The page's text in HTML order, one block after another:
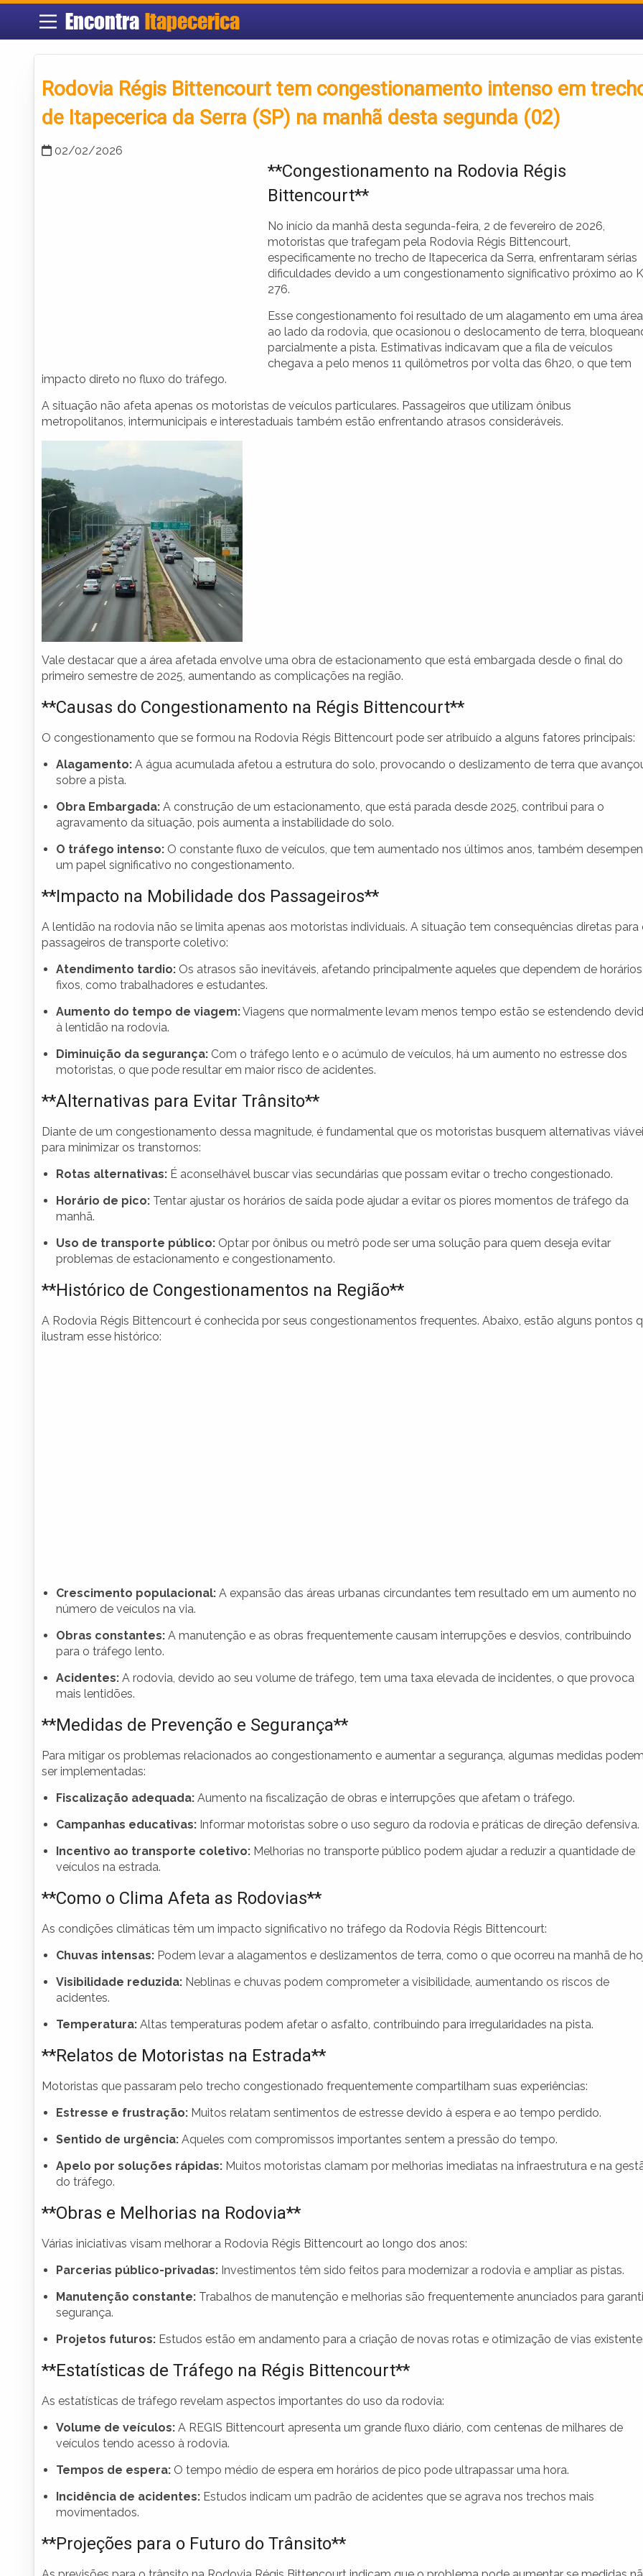
Encontra Itapecerica
Rodovia Régis Bittencourt tem congestionamento intenso em
de Itapecerica da Serra (SP) na manhã desta segunda (02)
02/02/2026
**Congestionamento na Rodovia Régis
Bittencourt**
No início da manhã desta segunda-feira, 2 de fevereiro de 2026,
motoristas que trafegam pela Rodovia Régis Bittencourt,
especificamente no trecho de Itapecerica da Serra, enfrentaram sérias
dificuldades devido a um congestionamento significativo próximo ao
276.
Esse congestionamento foi resultado de um alagamento em uma área
ao lado da rodovia, que ocasionou o deslocamento de terra,
parcialmente a pista. Estimativas indicavam que a fila de veículos
chegava a pelo menos 11 quilômetros por volta das 6h20, o que tem
impacto direto no fluxo do tráfego.
A situação não afeta apenas os motoristas de veículos particulares. Passageiros que utilizam ônibus
metropolitanos, intermunicipais e interestaduais também estão enfrentando atrasos consideráveis.
Vale destacar que a área afetada envolve uma obra de estacionamento que está embargada desde o final do
primeiro semestre de 2025, aumentando as complicações na região.
**Causas do Congestionamento na Régis Bittencourt**
O congestionamento que se formou na Rodovia Régis Bittencourt pode ser atribuído a alguns fatores principais:
Alagamento: A água acumulada afetou a estrutura do solo, provocando o deslizamento de terra que
sobre a pista.
Obra Embargada: A construção de um estacionamento, que está parada desde 2025, contribui para o
agravamento da situação, pois aumenta a instabilidade do solo.
O tráfego intenso: O constante fluxo de veículos, que tem aumentado nos últimos anos, também
um papel significativo no congestionamento.
**Impacto na Mobilidade dos Passageiros**
A lentidão na rodovia não se limita apenas aos motoristas individuais. A situação tem consequências diretas para
passageiros de transporte coletivo:
Atendimento tardio: Os atrasos são inevitáveis, afetando principalmente aqueles que dependem de horários
fixos, como trabalhadores e estudantes.
Aumento do tempo de viagem:Viagens que normalmente levam menos tempo estão se estendendo
à lentidão na rodovia.
Diminuição da segurança: Com o tráfego lento e o acúmulo de veículos, há um aumento no estresse dos
motoristas, o que pode resultar em maior risco de acidentes.
**Alternativas para Evitar Trânsito**
Diante de um congestionamento dessa magnitude, é fundamental que os motoristas busquem alternativas
para minimizar os transtornos:
Rotas alternativas: É aconselhável buscar vias secundárias que possam evitar o trecho congestionado.
Horário de pico: Tentar ajustar os horários de saída pode ajudar a evitar os piores momentos de tráfego da
manhã.
Uso de transporte público: Optar por ônibus ou metrô pode ser uma solução para quem deseja evitar
problemas de estacionamento e congestionamento.
**Histórico de Congestionamentos na Região**
A Rodovia Régis Bittencourt é conhecida por seus congestionamentos frequentes. Abaixo, estão alguns pontos
ilustram esse histórico:
Crescimento populacional: A expansão das áreas urbanas circundantes tem resultado em um aumento no
número de veículos na via.
Obras constantes: A manutenção e as obras frequentemente causam interrupções e desvios, contribuindo
para o tráfego lento.
Acidentes: A rodovia, devido ao seu volume de tráfego, tem uma taxa elevada de incidentes, o que provoca
mais lentidões.
**Medidas de Prevenção e Segurança**
Para mitigar os problemas relacionados ao congestionamento e aumentar a segurança, algumas medidas
ser implementadas:
Fiscalização adequada: Aumento na fiscalização de obras e interrupções que afetam o tráfego.
Campanhas educativas: Informar motoristas sobre o uso seguro da rodovia e práticas de direção defensiva.
Incentivo ao transporte coletivo: Melhorias no transporte público podem ajudar a reduzir a quantidade de
veículos na estrada.
**Como o Clima Afeta as Rodovias**
As condições climáticas têm um impacto significativo no tráfego da Rodovia Régis Bittencourt:
Chuvas intensas: Podem levar a alagamentos e deslizamentos de terra, como o que ocorreu na manhã de
Visibilidade reduzida: Neblinas e chuvas podem comprometer a visibilidade, aumentando os riscos de
acidentes.
Temperatura: Altas temperaturas podem afetar o asfalto, contribuindo para irregularidades na pista.
**Relatos de Motoristas na Estrada**
Motoristas que passaram pelo trecho congestionado frequentemente compartilham suas experiências:
Estresse e frustração: Muitos relatam sentimentos de estresse devido à espera e ao tempo perdido.
Sentido de urgência: Aqueles com compromissos importantes sentem a pressão do tempo.
Apelo por soluções rápidas: Muitos motoristas clamam por melhorias imediatas na infraestrutura e na
do tráfego.
**Obras e Melhorias na Rodovia**
Várias iniciativas visam melhorar a Rodovia Régis Bittencourt ao longo dos anos:
Parcerias público-privadas: Investimentos têm sido feitos para modernizar a rodovia e ampliar as pistas.
Manutenção constante: Trabalhos de manutenção e melhorias são frequentemente anunciados para
segurança.
Projetos futuros: Estudos estão em andamento para a criação de novas rotas e otimização de vias
**Estatísticas de Tráfego na Régis Bittencourt**
As estatísticas de tráfego revelam aspectos importantes do uso da rodovia:
Volume de veículos: A REGIS Bittencourt apresenta um grande fluxo diário, com centenas de milhares de
veículos tendo acesso à rodovia.
Tempos de espera: O tempo médio de espera em horários de pico pode ultrapassar uma hora.
Incidência de acidentes: Estudos indicam um padrão de acidentes que se agrava nos trechos mais
movimentados.
**Projeções para o Futuro do Trânsito**